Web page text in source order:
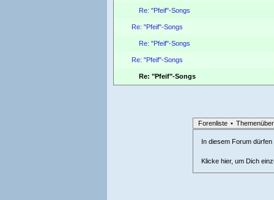
Re: "Pfeif"-Songs
Re: "Pfeif"-Songs
Re: "Pfeif"-Songs
Re: "Pfeif"-Songs
Re: "Pfeif"-Songs
Forenliste •
In diesem Forum
Klicke hier, um Dich